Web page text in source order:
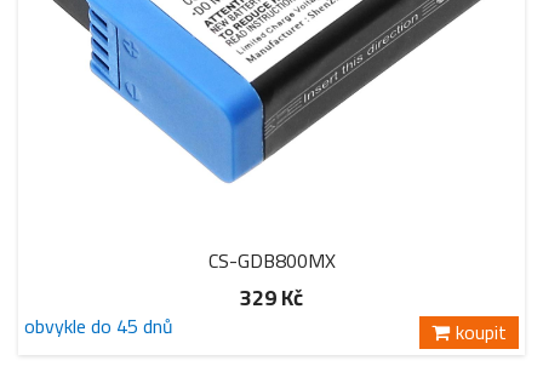
CS-GDB800MX
329 Kč
obvykle do 45 dnů koupit